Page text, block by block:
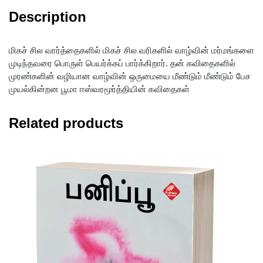
Description
மிகச் சில வார்த்தைகளில் மிகச் சில வரிகளில் வாழ்வின் மர்மங்களை
முடிந்தவரை பொருள் பெயர்க்கப் பார்க்கிறார். தன் கவிதைகளில்
முரண்களின் வழியான வாழ்வின் ஒருமையை மீண்டும் மீண்டும் பேச
முயல்கின்றன பூமா ஈஸ்வரமூர்த்தியின் கவிதைகள்
Related products